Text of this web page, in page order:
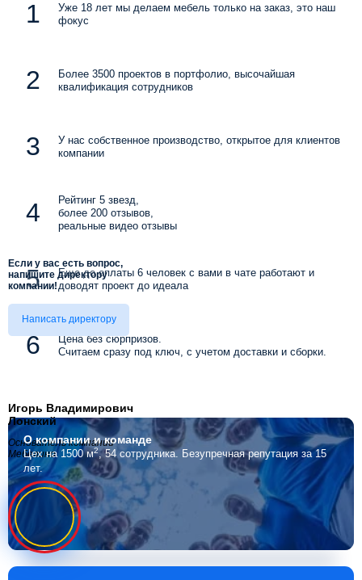
Уже 18 лет мы делаем мебель только на заказ, это наш
фокус
Более 3500 проектов в портфолио, высочайшая
квалификация сотрудников
У нас собственное производство, открытое для клиентов
компании
Рейтинг 5 звезд,
более 200 отзывов,
реальные видео отзывы
Еще до оплаты 6 человек с вами в чате работают и
доводят проект до идеала
Цена без сюрпризов.
Считаем сразу под ключ, с учетом доставки и сборки.
Если у вас есть вопрос,
напишите директору
компании!
Написать директору
Игорь Владимирович
Лонский
Основатель компании
Мебелино
О компаниии команде
Цех на 1500 м2, 54 сотрудника. Безупречная репутация за 15
лет.